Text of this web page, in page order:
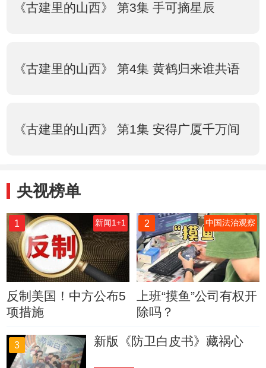
《古建里的山西》 第3集 手可摘星辰
《古建里的山西》 第4集 黄鹤归来谁共语
《古建里的山西》 第1集 安得广厦千万间
央视榜单
1 新闻1+1
反制美国！中方公布5
项措施
2 中国法治观察
上班“摸鱼”公司有权开
除吗？
3 新版《防卫白皮书》藏祸心